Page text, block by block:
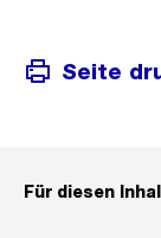
Seite
Für diesen